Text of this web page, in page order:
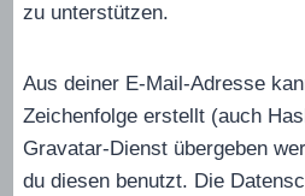
zu unterstützen.
Aus deiner E-Mail-Adresse
Zeichenfolge erstellt (auch
Gravatar-Dienst übergeben
du diesen benutzt. Die